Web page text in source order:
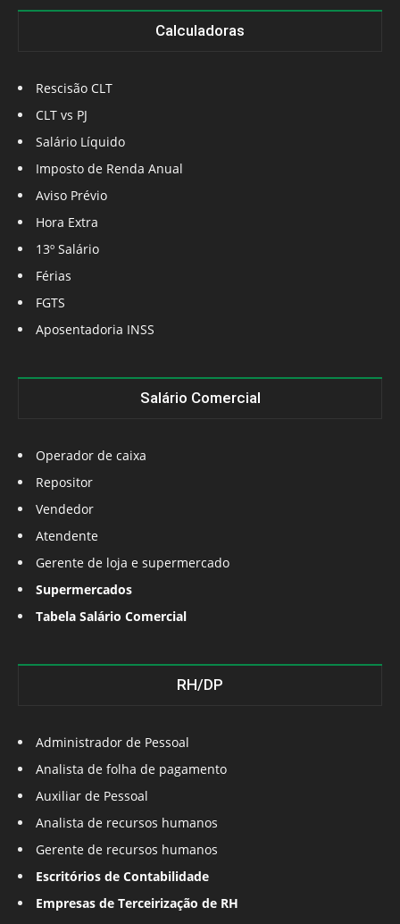
Calculadoras
Rescisão CLT
CLT vs PJ
Salário Líquido
Imposto de Renda Anual
Aviso Prévio
Hora Extra
13º Salário
Férias
FGTS
Aposentadoria INSS
Salário Comercial
Operador de caixa
Repositor
Vendedor
Atendente
Gerente de loja e supermercado
Supermercados
Tabela Salário Comercial
RH/DP
Administrador de Pessoal
Analista de folha de pagamento
Auxiliar de Pessoal
Analista de recursos humanos
Gerente de recursos humanos
Escritórios de Contabilidade
Empresas de Terceirização de RH